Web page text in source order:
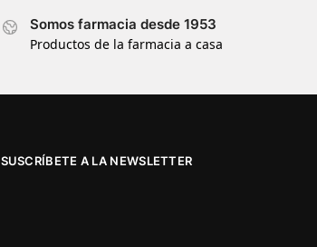
Somos farmacia desde 1953
Productos de la farmacia a casa
SUSCRÍBETE A LA NEWSLETTER